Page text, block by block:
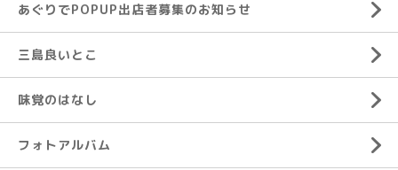
あぐりでPOPUP出店者募集のお知らせ
三島良いとこ
味覚のはなし
フォトアルバム